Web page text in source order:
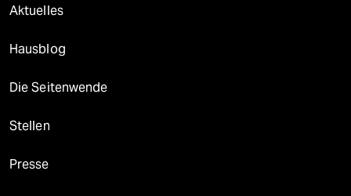
Aktuelles
Hausblog
Die Seitenwende
Stellen
Presse